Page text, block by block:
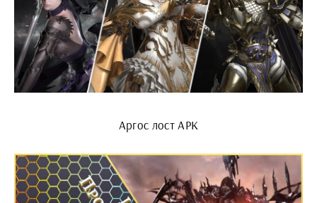
Аргос лост АРК